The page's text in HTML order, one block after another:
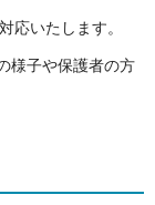
応いたします。
様子や保護者の方